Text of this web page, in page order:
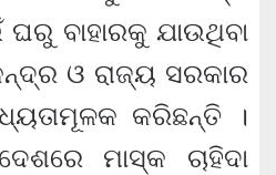
ଘରୁ ବାହାରକୁ ଯାଉଥିବା
ଓ ରାଜ୍ୟ ସରକାର
କରିଛନ୍ତି ।
ମାସ୍କ ଚାହିଦା